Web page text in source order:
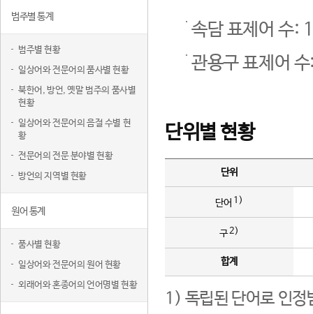
범주별 통계
범주별 현황
일상어와 전문어의 품사별 현황
북한어, 방언, 옛말 범주의 품사별
현황
일상어와 전문어의 음절 수별 현
황
전문어의 전문 분야별 현황
방언의 지역별 현황
원어 통계
품사별 현황
일상어와 전문어의 원어 현황
외래어와 혼종어의 언어명별 현황
속담 표제어 수:
관용구 표제어
단위별 현황
단위
단어 1)
구2)
합계
1) 독립된 단어로 인정